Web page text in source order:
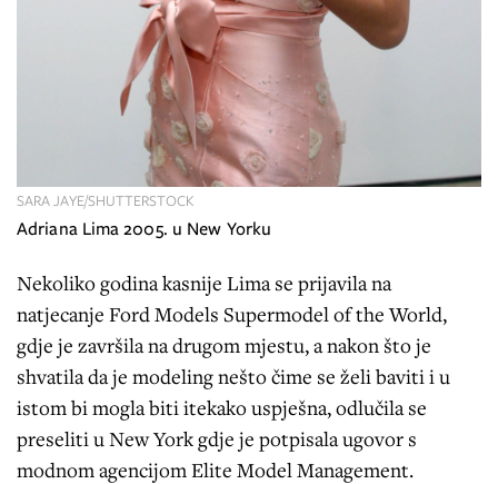
Adriana Lima 2005. u New Yorku
SARA JAYE/SHUTTERSTOCK
Nekoliko godina kasnije Lima se prijavila na
natjecanje Ford Models Supermodel of the World,
gdje je završila na drugom mjestu, a nakon što je
shvatila da je modeling nešto čime se želi baviti i u
istom bi mogla biti itekako uspješna, odlučila se
preseliti u New York gdje je potpisala ugovor s
modnom agencijom Elite Model Management.